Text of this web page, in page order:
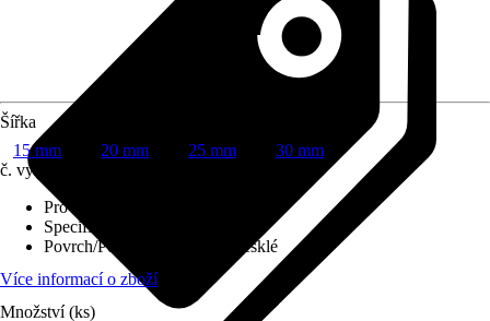
Šířka
15 mm
20 mm 25 mm
30 mm
č. výrobku
Provedení
Specifikace materiálu
Povrch/Povrchová úprava
Lesklé
Více informací o zboží
Množství (ks)